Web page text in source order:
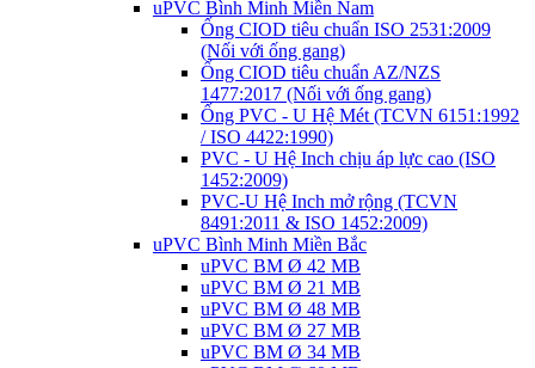
uPVC Bình Minh Miền Nam
Ống CIOD tiêu chuẩn ISO 2531:2009
(Nối với ống gang)
Ống CIOD tiêu chuẩn AZ/NZS
1477:2017 (Nối với ống gang)
Ống PVC - U Hệ Mét (TCVN 6151:1992
/ ISO 4422:1990)
PVC - U Hệ Inch chịu áp lực cao (ISO
1452:2009)
PVC-U Hệ Inch mở rộng (TCVN
8491:2011 & ISO 1452:2009)
uPVC Bình Minh Miền Bắc
uPVC BM Ø 42 MB
uPVC BM Ø 21 MB
uPVC BM Ø 48 MB
uPVC BM Ø 27 MB
uPVC BM Ø 34 MB